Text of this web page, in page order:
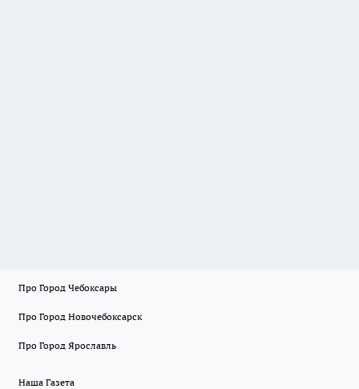
Про Город Чебоксары
Про Город Новочебоксарск
Про Город Ярославль
Наша Газета